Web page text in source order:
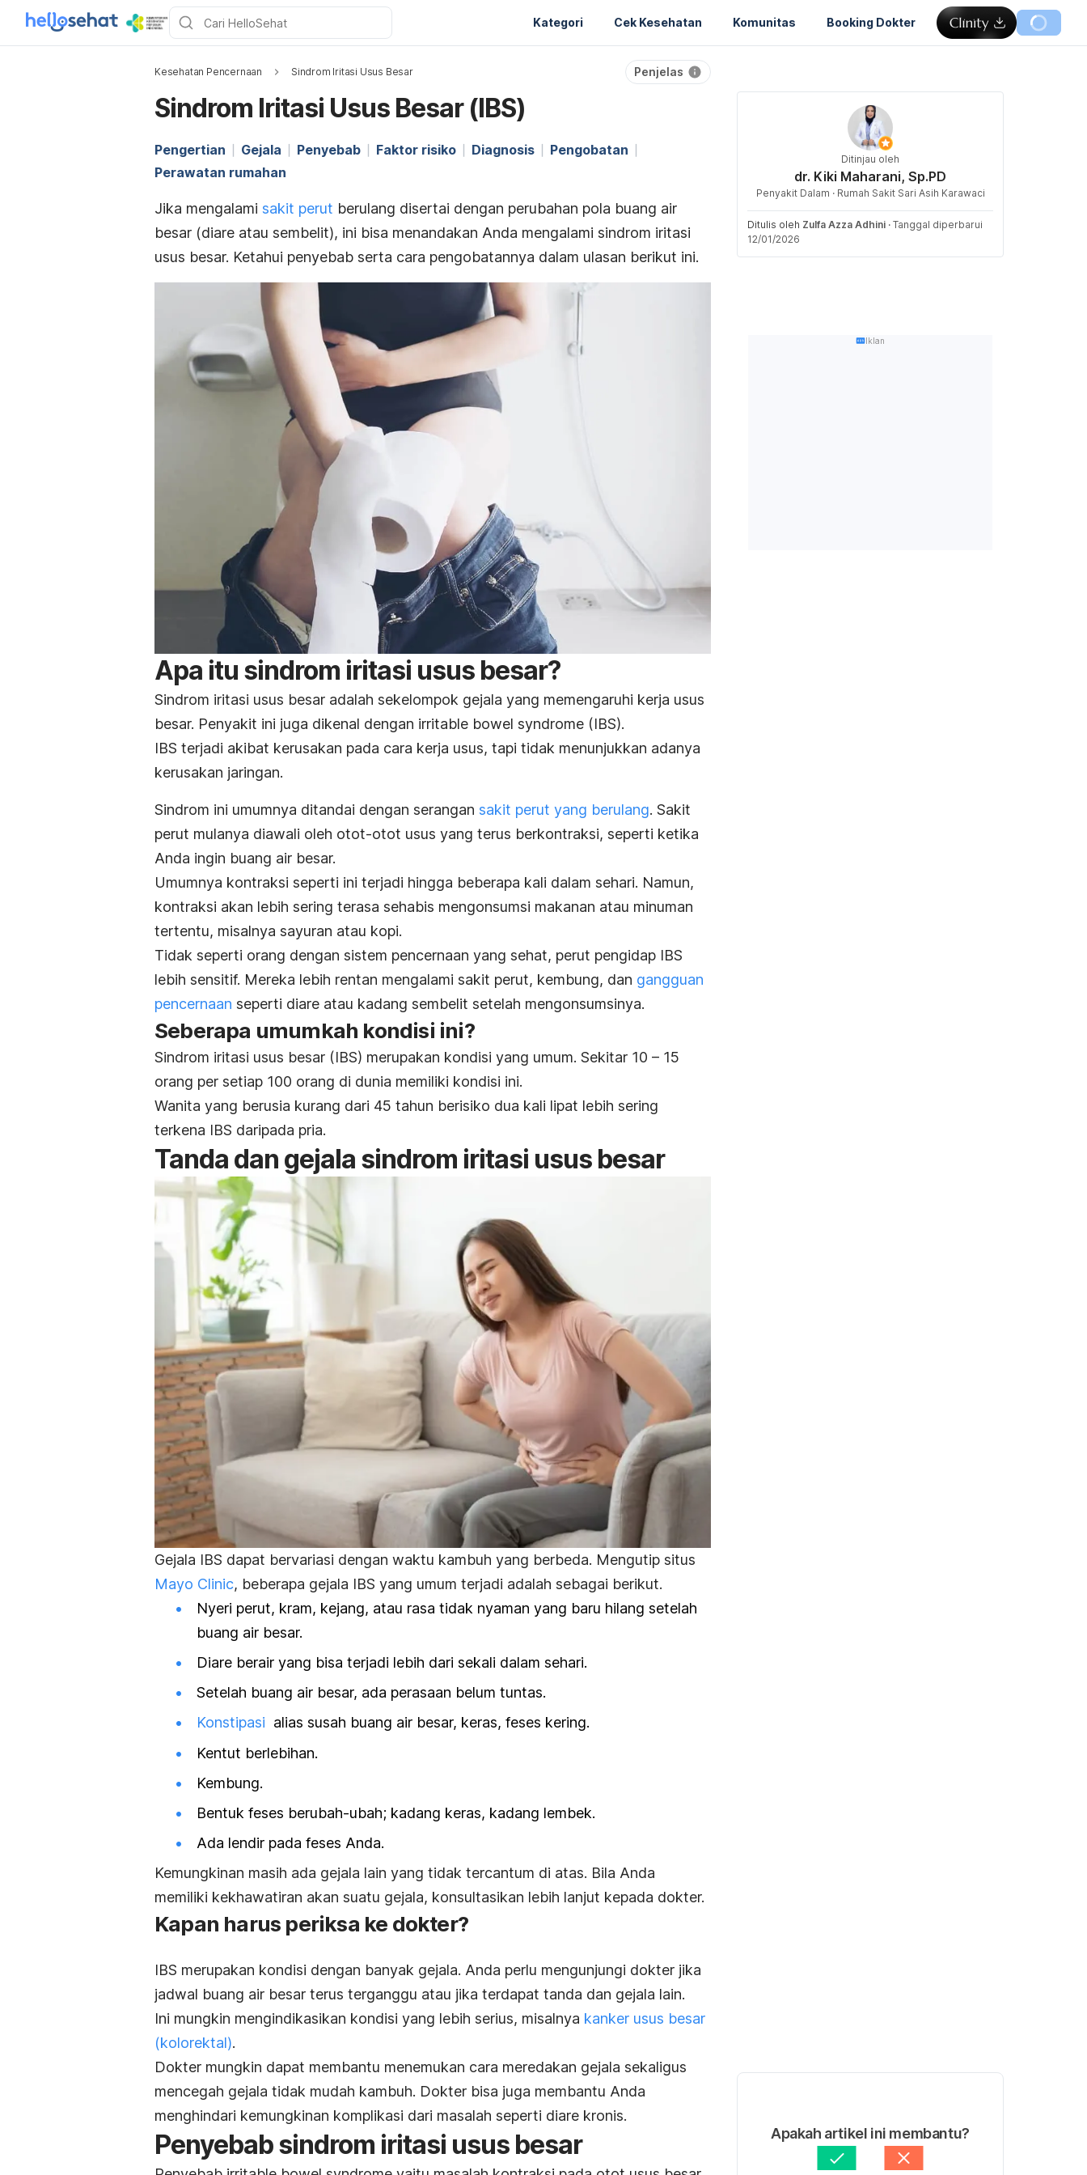
Kategori Cek Kesehatan Komunitas Booking Dokter
Kesehatan Pencernaan Sindrom Iritasi Usus Besar Penjelas
Sindrom Iritasi Usus Besar (IBS)
Pengertian Gejala Penyebab Faktor risiko Diagnosis
Pengobatan
Perawatan rumahan
Jika mengalami sakit perut berulang disertai dengan perubahan pola buang air
besar (diare atau sembelit), ini bisa menandakan Anda mengalami sindrom iritasi
usus besar. Ketahui penyebab serta cara pengobatannya dalam ulasan berikut ini.
Apa itu sindrom iritasi usus besar?
Sindrom iritasi usus besar adalah sekelompok gejala yang memengaruhi kerja usus
besar. Penyakit ini juga dikenal dengan irritable bowel syndrome (IBS).
IBS terjadi akibat kerusakan pada cara kerja usus, tapi tidak menunjukkan adanya
kerusakan jaringan.
Sindrom ini umumnya ditandai dengan serangan sakit perut yang berulang. Sakit
perut mulanya diawali oleh otot-otot usus yang terus berkontraksi, seperti ketika
Anda ingin buang air besar.
Umumnya kontraksi seperti ini terjadi hingga beberapa kali dalam sehari. Namun,
kontraksi akan lebih sering terasa sehabis mengonsumsi makanan atau minuman
tertentu, misalnya sayuran atau kopi.
Tidak seperti orang dengan sistem pencernaan yang sehat, perut pengidap IBS
lebih sensitif. Mereka lebih rentan mengalami sakit perut, kembung, dan gangguan
pencernaan seperti diare atau kadang sembelit setelah mengonsumsinya.
Seberapa umumkah kondisi ini?
Sindrom iritasi usus besar (IBS) merupakan kondisi yang umum. Sekitar 10 – 15
orang per setiap 100 orang di dunia memiliki kondisi ini.
Wanita yang berusia kurang dari 45 tahun berisiko dua kali lipat lebih sering
terkena IBS daripada pria.
Tanda dan gejala sindrom iritasi usus besar
Gejala IBS dapat bervariasi dengan waktu kambuh yang berbeda. Mengutip situs
Mayo Clinic, beberapa gejala IBS yang umum terjadi adalah sebagai berikut.
Nyeri perut, kram, kejang, atau rasa tidak nyaman yang baru hilang setelah
buang air besar.
Diare berair yang bisa terjadi lebih dari sekali dalam sehari.
Setelah buang air besar, ada perasaan belum tuntas.
Konstipasi alias susah buang air besar, keras, feses kering.
Kentut berlebihan.
Kembung.
Bentuk feses berubah-ubah; kadang keras, kadang lembek.
Ada lendir pada feses Anda.
Kemungkinan masih ada gejala lain yang tidak tercantum di atas. Bila Anda
memiliki kekhawatiran akan suatu gejala, konsultasikan lebih lanjut kepada dokter.
Kapan harus periksa ke dokter?
IBS merupakan kondisi dengan banyak gejala. Anda perlu mengunjungi dokter jika
jadwal buang air besar terus terganggu atau jika terdapat tanda dan gejala lain.
Ini mungkin mengindikasikan kondisi yang lebih serius, misalnya kanker usus besar
(kolorektal).
Dokter mungkin dapat membantu menemukan cara meredakan gejala sekaligus
mencegah gejala tidak mudah kambuh. Dokter bisa juga membantu Anda
menghindari kemungkinan komplikasi dari masalah seperti diare kronis.
Penyebab sindrom iritasi usus besar
Ditinjau oleh
dr. Kiki Maharani, Sp.PD
Penyakit Dalam · Rumah Sakit Sari Asih Karawaci
Ditulis oleh Zulfa Azza Adhini · Tanggal diperbarui
12/01/2026
Iklan
Apakah artikel ini membantu?